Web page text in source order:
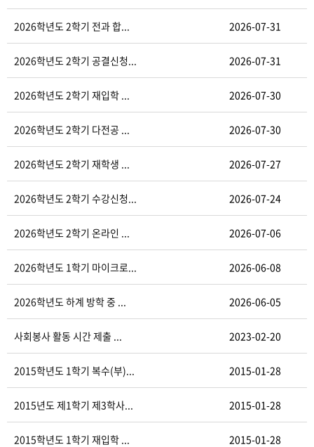
2026학년도 2학기 전과 합... 2026-07-31
2026학년도 2학기 공결신청... 2026-07-31
2026학년도 2학기 재입학 ... 2026-07-30
2026학년도 2학기 다전공 ... 2026-07-30
2026학년도 2학기 재학생 ... 2026-07-27
2026학년도 2학기 수강신청... 2026-07-24
2026학년도 2학기 온라인 ... 2026-07-06
2026학년도 1학기 마이크로... 2026-06-08
2026학년도 하계 방학 중 ... 2026-06-05
사회봉사 활동 시간 제출 ... 2023-02-20
2015학년도 1학기 복수(부)... 2015-01-28
2015년도 제1학기 제3학사... 2015-01-28
2015학년도 1학기 재입학 ... 2015-01-28